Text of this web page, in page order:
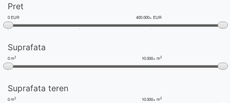
Pret
0 EUR 400.000+ EUR
Suprafata
0 m2 10.000+ m2
Suprafata teren
0 m2 10.000+ m2